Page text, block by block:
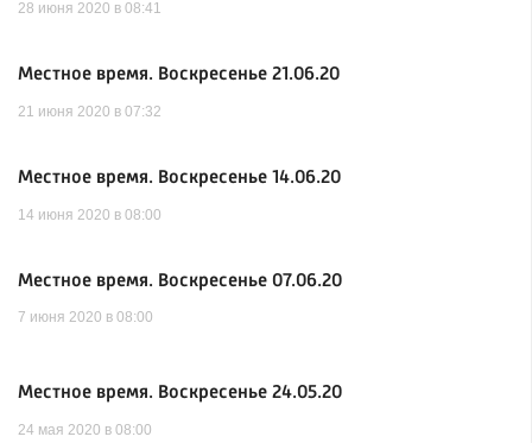
28 июня 2020 в 08:41
Местное время. Воскресенье 21.06.20
21 июня 2020 в 07:32
Местное время. Воскресенье 14.06.20
14 июня 2020 в 08:00
Местное время. Воскресенье 07.06.20
7 июня 2020 в 08:00
Местное время. Воскресенье 24.05.20
24 мая 2020 в 08:00